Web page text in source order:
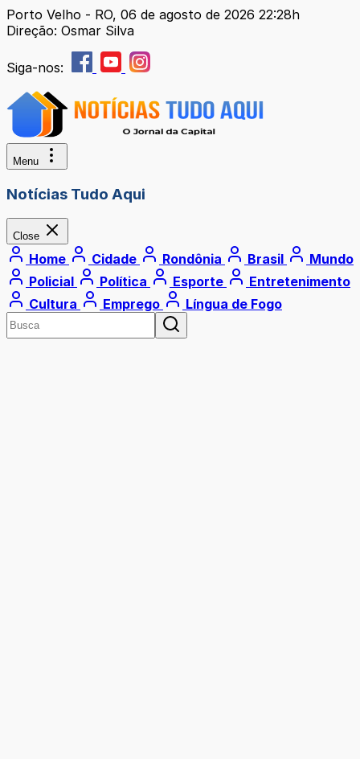
Porto Velho - RO, 06 de agosto de 2026 22:28h
Direção: Osmar Silva
Siga-nos:
Menu
Notícias Tudo Aqui
Close
Home Cidade Rondônia Brasil
Mundo
Policial
Política Esporte
Entretenimento
Cultura
Emprego Língua de Fogo